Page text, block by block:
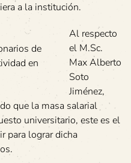
a la institución.
de
en
Al respecto
el M.Sc.
Max Alberto
Soto
Jiménez,
que la masa salarial
universitario, este es el
para lograr dicha